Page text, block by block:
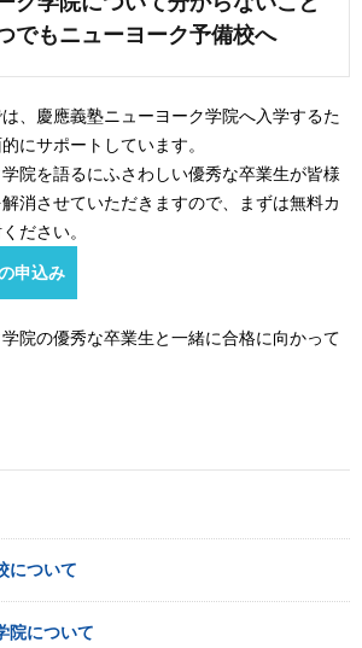
でもニューヨーク予備校へ
、慶應義塾ニューヨーク学院へ入学するた
にサポートしています。
院を語るにふさわしい優秀な卒業生が皆様
消させていただきますので、まずは無料カ
ださい。
申込み
院の優秀な卒業生と一緒に合格に向かって
について
院について